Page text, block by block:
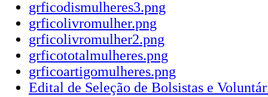
grficodismulheres3.png
grficolivromulher.png
grficolivromulher2.png
grficototalmulheres.png
grficoartigomulheres.png
Edital de Seleção de Bolsistas e